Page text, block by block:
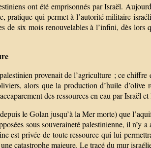
ont été emprisonnés par Israël.
pratique qui permet à l’autorité militaire
de six mois renouvelables à l’infini, dès lors
provenait de l’agriculture ; ce
alors que la production d’huile
des ressources en eau par Israël
le Golan jusqu’à la Mer morte) que
sous souveraineté palestinienne, il n’y
est privée de toute ressource qui lui
catastrophe majeure. Le tracé du mur